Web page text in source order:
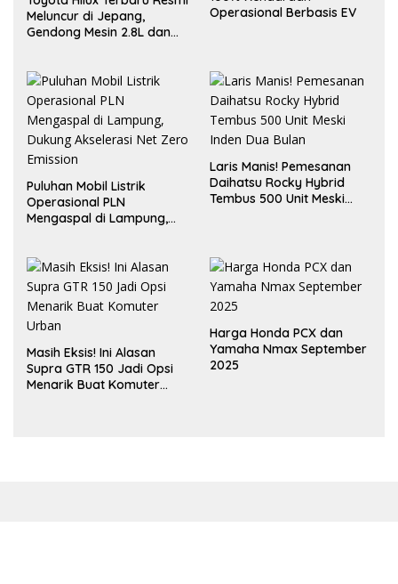
Meluncur di Jepang,
Gendong Mesin 2.8L dan
Operasional Berbasis EV
Puluhan Mobil Listrik
Operasional PLN
Mengaspal di Lampung,
Laris Manis! Pemesanan
Daihatsu Rocky Hybrid
Tembus 500 Unit Meski
Masih Eksis! Ini Alasan
Supra GTR 150 Jadi Opsi
Menarik Buat Komuter
Harga Honda PCX dan
Yamaha Nmax September
2025